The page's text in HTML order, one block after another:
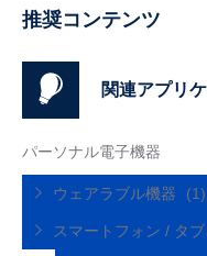
推奨コンテンツ
関連アプリ
パーソナル電子機器
ウェアラブル機器 (1)
スマートフォン / タ